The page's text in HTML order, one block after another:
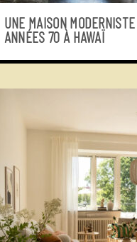
UNE MAISON
ANNÉES 70 À HAWAÏ